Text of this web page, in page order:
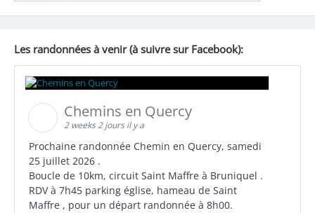
Les randonnées à venir (à suivre sur Facebook):
Chemins en Quercy
2 weeks 2 jours il y a
Prochaine randonnée Chemin en Quercy, samedi
25 juillet 2026 .
Boucle de 10km, circuit Saint Maffre à Bruniquel .
RDV à 7h45 parking église, hameau de Saint
Maffre , pour un départ randonnée à 8h00.